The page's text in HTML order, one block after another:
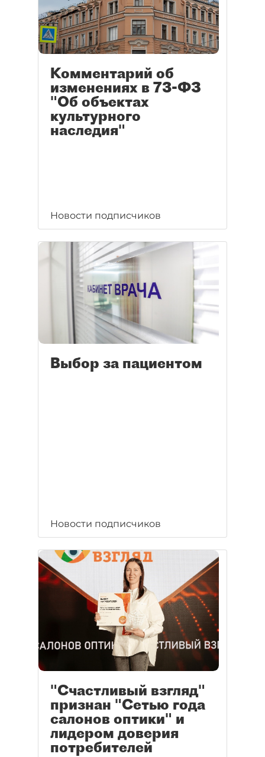
Комментарий об
изменениях в 73-ФЗ
"Об объектах
культурного
наследия"
Новости подписчиков
Выбор за пациентом
Новости подписчиков
"Счастливый взгляд"
признан "Сетью года
салонов оптики" и
лидером доверия
потребителей